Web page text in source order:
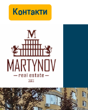
Контакти